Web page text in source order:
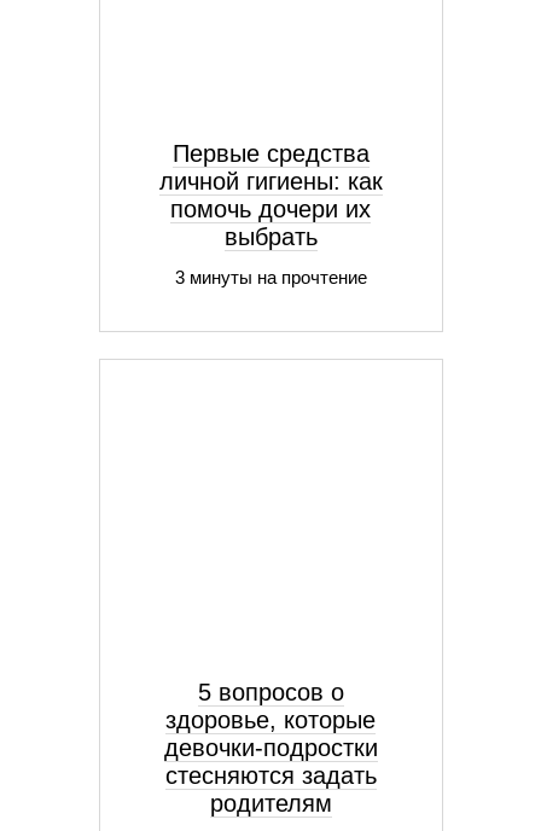
Первые средства
личной гигиены: как
помочь дочери их
выбрать
3 минуты на прочтение
5 вопросов о
здоровье, которые
девочки-подростки
стесняются задать
родителям